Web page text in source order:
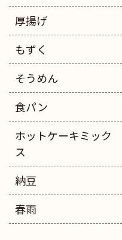
厚揚げ
もずく
そうめん
食パン
ホットケーキミック
ス
納豆
春雨